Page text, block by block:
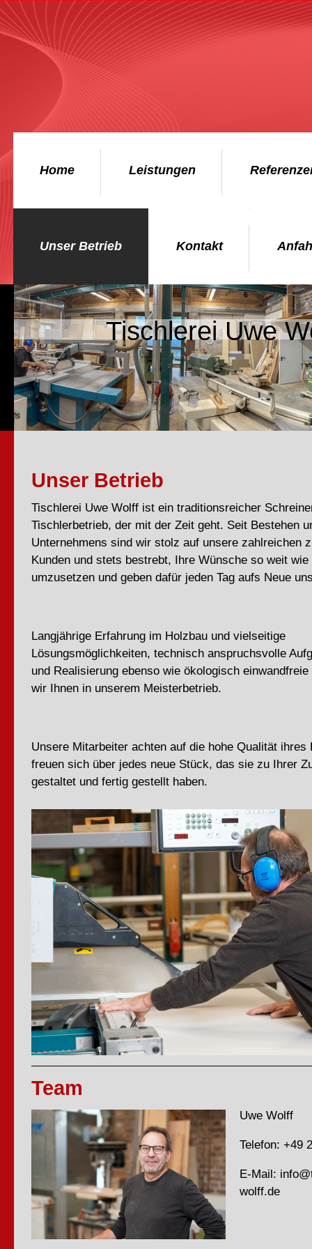
Home Leistungen
Unser Betrieb Kontakt
Tischlerei Uwe
Unser Betrieb
Tischlerei Uwe Wolff ist ein traditionsreicher
Tischlerbetrieb, der mit der Zeit geht. Seit Bestehen
Unternehmens sind wir stolz auf unsere zahlreichen
Kunden und stets bestrebt, Ihre Wünsche so weit wie
umzusetzen und geben dafür jeden Tag aufs Neue
Langjährige Erfahrung im Holzbau und vielseitige
Lösungsmöglichkeiten, technisch anspruchsvolle
und Realisierung ebenso wie ökologisch
wir Ihnen in unserem Meisterbetrieb.
Unsere Mitarbeiter achten auf die hohe Qualität ihres
freuen sich über jedes neue Stück, das sie zu Ihrer
gestaltet und fertig gestellt haben.
Team
Uwe Wolff
Telefon: +49
E-Mail:
wolff.de